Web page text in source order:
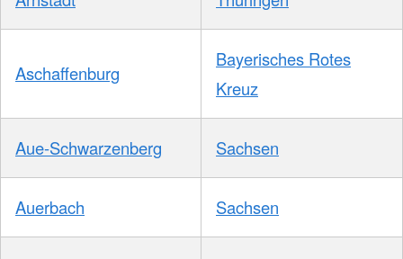
Aschaffenburg
Bayerisches Rotes
Kreuz
Aue-Schwarzenberg Sachsen
Auerbach Sachsen